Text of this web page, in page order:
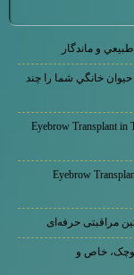
و ماندگار
خانگي شما را چند
Eyebrow Transplant in
Eyebrow
مراقبتی حرفه‌ای
کوچک، خاص و